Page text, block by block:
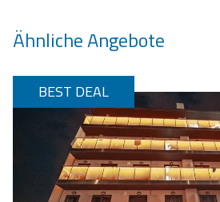
Ähnliche Angebote
BEST DEAL